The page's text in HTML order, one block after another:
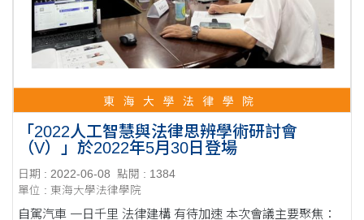
「2022人工智慧與法律思辨學術研討會
（V）」於2022年5月30日登場
日期 : 2022-06-08
點閱 : 1384
單位 : 東海大學法律學院
自駕汽車 一日千里 法律建構 有待加速 本次會議主要聚焦：